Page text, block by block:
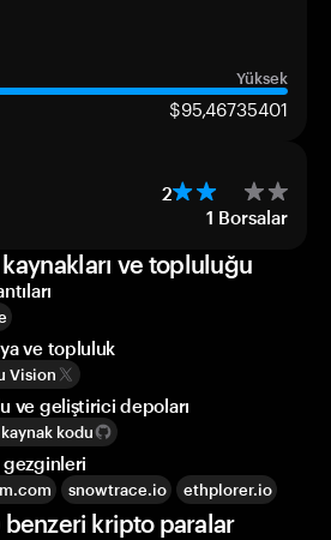
Yüksek
$95,46735401
2
1 Borsalar
ve topluluğu
ve topluluk
Vision
ve geliştirici depoları
kodu
snowtrace.io ethplorer.io
benzeri kripto paralar